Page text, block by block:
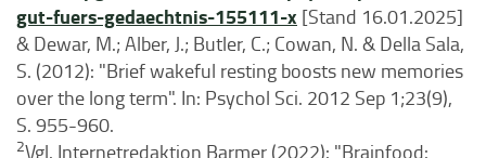
gut-fuers-gedaechtnis-155111-x [Stand 16.01.2025]
& Dewar, M.; Alber, J.; Butler, C.; Cowan, N. & Della Sala,
S. (2012): "Brief wakeful resting boosts new memories
over the long term". In: Psychol Sci. 2012 Sep 1;23(9),
S. 955-960.
2Vgl. Internetredaktion Barmer (2022): "Brainfood: